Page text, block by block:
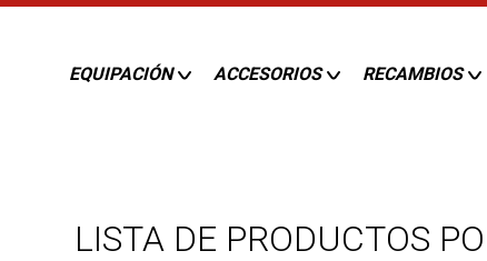
EQUIPACIÓN ACCESORIOS RECAMBIOS
LISTA DE PRODUCTOS